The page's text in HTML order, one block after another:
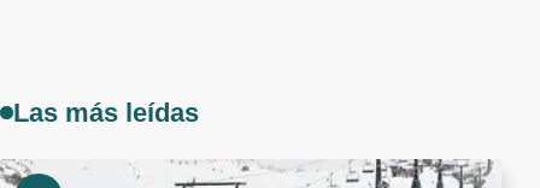
Las más leídas